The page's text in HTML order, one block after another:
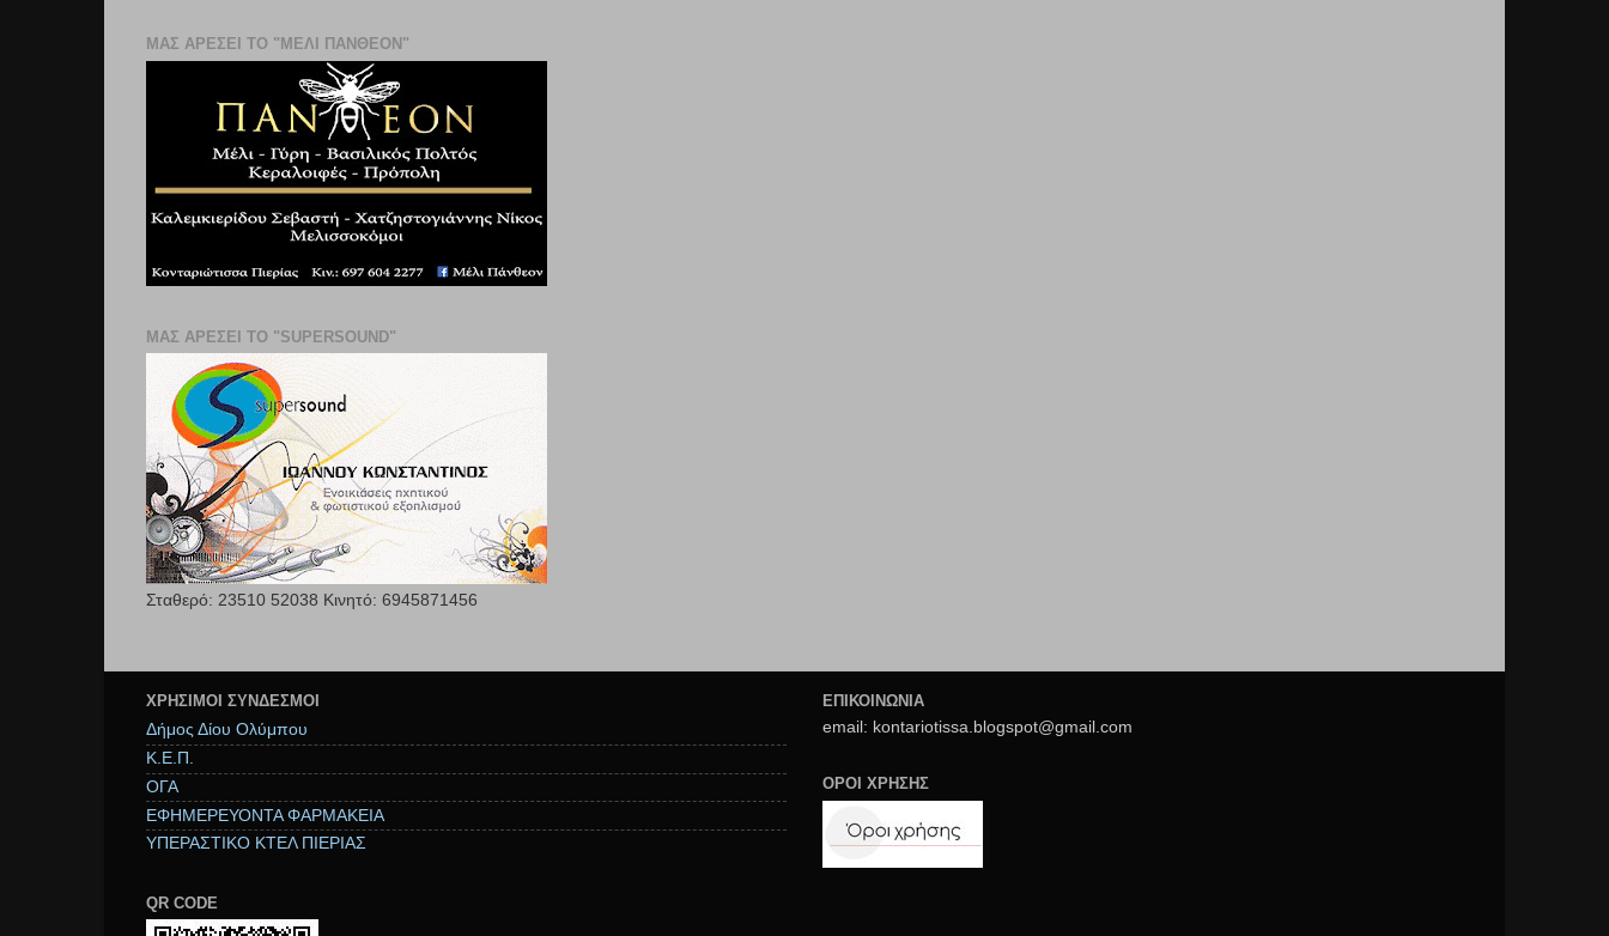
ΜΑΣ ΑΡΕΣΕΙ ΤΟ "ΜΕΛΙ ΠΑΝΘΕΟΝ"
ΜΑΣ ΑΡΕΣΕΙ ΤΟ "SUPERSOUND"
Σταθερό: 23510 52038 Κινητό: 6945871456
ΧΡΉΣΙΜΟΙ ΣΥΝΔΕΣΜΟΙ
Δήμος Δίου Ολύμπου
Κ.Ε.Π.
ΟΓΑ
ΕΦΗΜΕΡΕΥΟΝΤΑ ΦΑΡΜΑΚΕΙΑ
ΥΠΕΡΑΣΤΙΚΟ ΚΤΕΛ ΠΙΕΡΙΑΣ
QR CODE
ΕΠΙΚΟΙΝΩΝΙΑ
email: kontariotissa.blogspot@gmail.com
ΟΡΟΙ ΧΡΗΣΗΣ